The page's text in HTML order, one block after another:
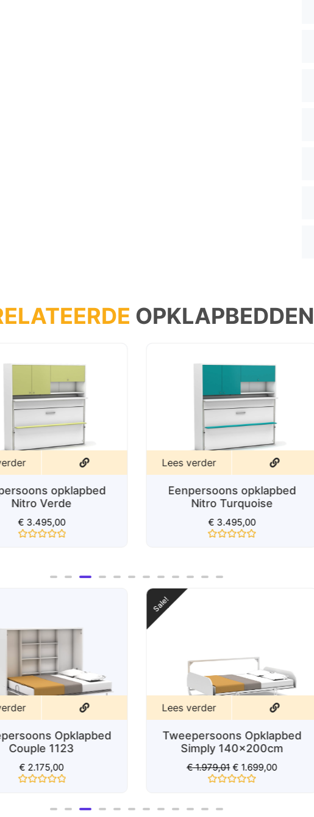
OPKLAPBEDDEN
opklapbed
Nitro Verde
€ 3.495,00
Lees verder
Eenpersoons opklapbed
Nitro Turquoise
€ 3.495,00
Opklapbed
Couple 1123
€ 2.175,00
Sale!
Lees verder
Tweepersoons Opklapbed
Simply 140x200cm
€1.979,01 € 1.699,00
uit